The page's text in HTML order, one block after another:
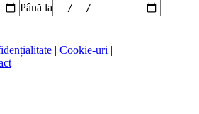
Până la
| Cookie-uri |